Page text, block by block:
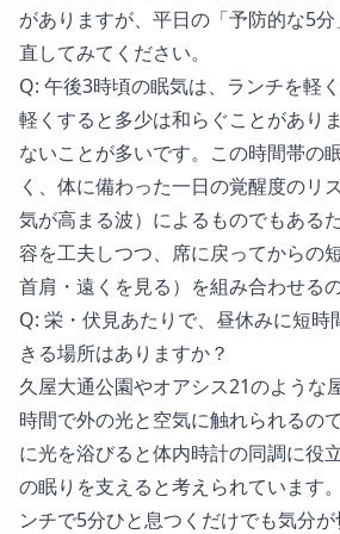
がありますが、平日の「予防的な5
直してみてください。
Q: 午後3時頃の眠気は、ランチを軽
軽くすると多少は和らぐことがあり
ないことが多いです。この時間帯の
く、体に備わった一日の覚醒度のリ
気が高まる波）によるものでもある
容を工夫しつつ、席に戻ってからの
首肩・遠くを見る）を組み合わせる
Q: 栄・伏見あたりで、昼休みに短時
きる場所はありますか？
久屋大通公園やオアシス21のような
時間で外の光と空気に触れられるの
に光を浴びると体内時計の同調に役
の眠りを支えると考えられています
ンチで5分ひと息つくだけでも気分